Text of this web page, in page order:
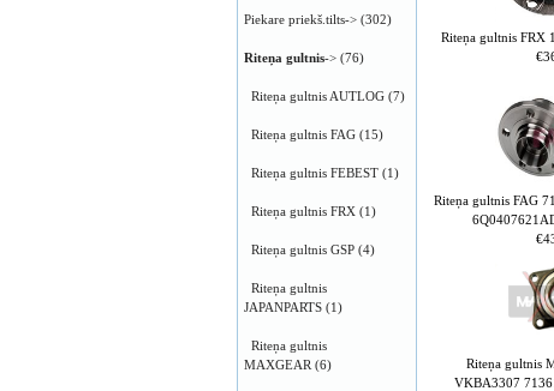
Riteņa gultnis FRX
Riteņa gultnis FAG
Riteņa gultnis
VKBA3307
Piekare priekš.tilts-> (302)
Riteņa gultnis-> (76)
Riteņa gultnis AUTLOG (7)
Riteņa gultnis FAG (15)
Riteņa gultnis FEBEST (1)
Riteņa gultnis FRX (1)
Riteņa gultnis GSP (4)
Riteņa gultnis
JAPANPARTS (1)
Riteņa gultnis
MAXGEAR (6)